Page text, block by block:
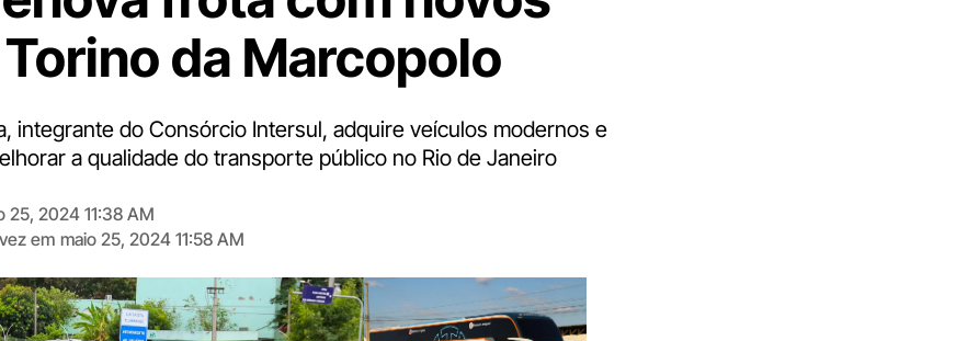
da Marcopolo
integrante do Consórcio Intersul, adquire veículos modernos e
a qualidade do transporte público no Rio de Janeiro
25, 2024 11:38 AM
em maio 25, 2024 11:58 AM
Digite
aqui
o